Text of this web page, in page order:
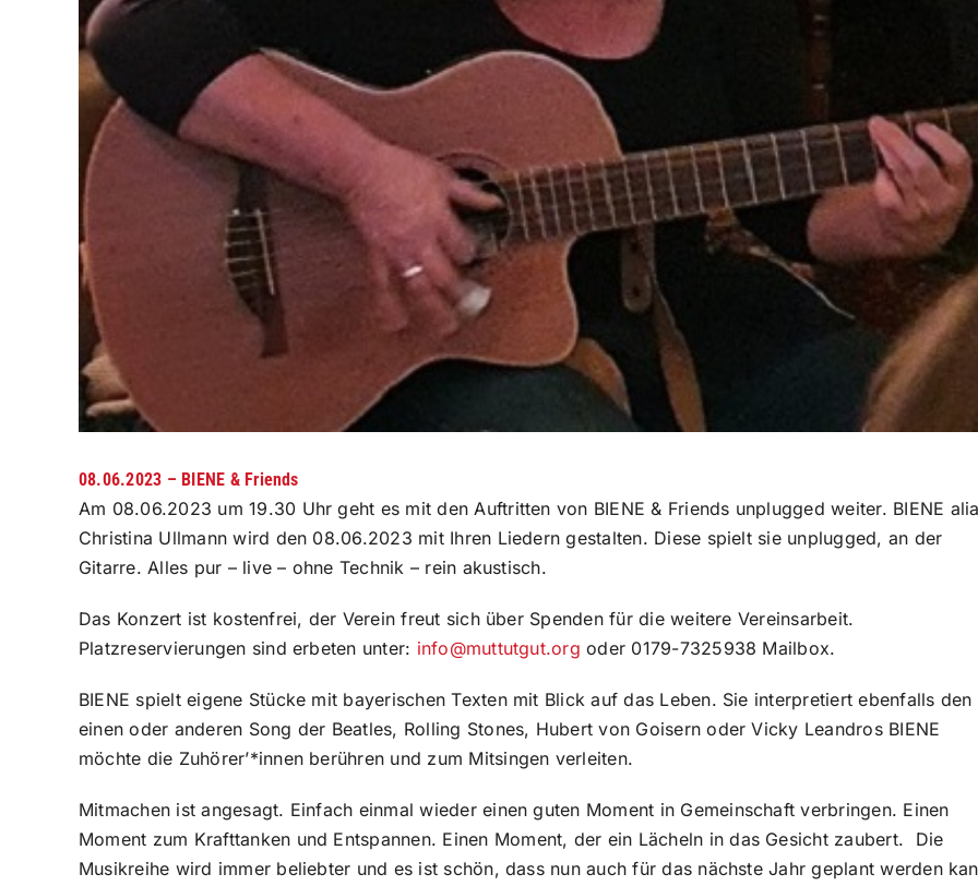
08.06.2023 – BIENE & Friends
Am 08.06.2023 um 19.30 Uhr geht es mit den Auftritten von BIENE & Friends unplugged weiter. BIENE
Christina Ullmann wird den 08.06.2023 mit Ihren Liedern gestalten. Diese spielt sie unplugged, an der
Gitarre. Alles pur – live – ohne Technik – rein akustisch.
Das Konzert ist kostenfrei, der Verein freut sich über Spenden für die weitere Vereinsarbeit.
Platzreservierungen sind erbeten unter: info@muttutgut.org oder 0179-7325938 Mailbox.
BIENE spielt eigene Stücke mit bayerischen Texten mit Blick auf das Leben. Sie interpretiert ebenfalls den
einen oder anderen Song der Beatles, Rolling Stones, Hubert von Goisern oder Vicky Leandros BIENE
möchte die Zuhörer’*innen berühren und zum Mitsingen verleiten.
Mitmachen ist angesagt. Einfach einmal wieder einen guten Moment in Gemeinschaft verbringen. Einen
Moment zum Krafttanken und Entspannen. Einen Moment, der ein Lächeln in das Gesicht zaubert. Die
Musikreihe wird immer beliebter und es ist schön, dass nun auch für das nächste Jahr geplant werden